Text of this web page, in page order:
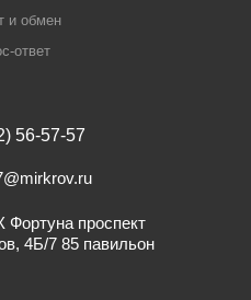
и обмен
ответ
56-57-57
Фортуна​ проспект
4Б/7 ​85 павильон